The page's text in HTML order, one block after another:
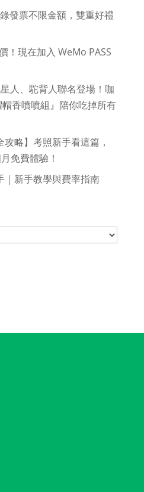
發票不限金額，雙重好禮
！現在加入 WeMo PASS
人、駝背人聯名登場！咖
香噴噴組』陪你吃掉所有
攻略】考照新手看這篇，
免費體驗！
｜新手教學與費率指南